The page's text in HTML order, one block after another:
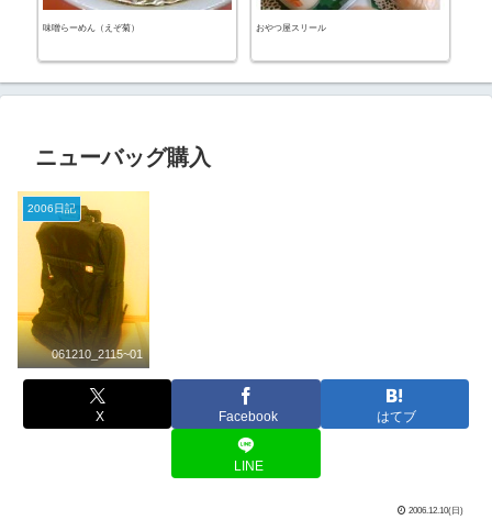
味噌らーめん（えぞ菊） おやつ屋スリール
ニューバッグ購入
2006日記
061210_2115~01
X Facebook はてブ
LINE
2006.12.10(日)